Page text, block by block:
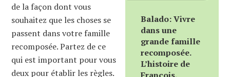
Balado: Vivre
dans une
grande famille
recomposée.
L’histoire de
de la façon dont vous
souhaitez que les choses se
passent dans votre famille
recomposée. Partez de ce
qui est important pour vous
deux pour établir les règles.